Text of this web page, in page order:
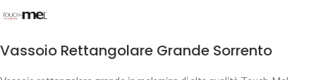
Vassoio Rettangolare Grande Sorrento